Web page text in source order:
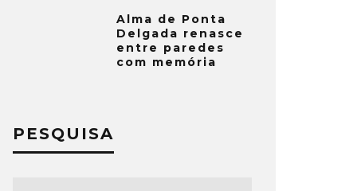
Alma de Ponta
Delgada renasce
entre paredes
com memória
PESQUISA